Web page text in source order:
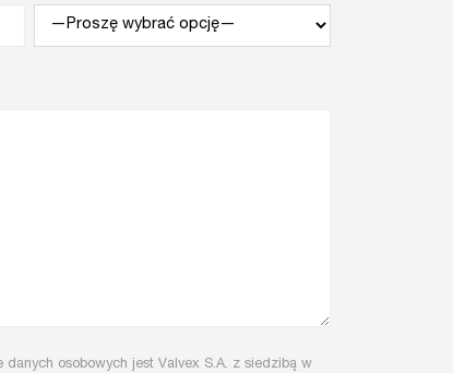
osobowych jest Valvex S.A. z siedzibą w